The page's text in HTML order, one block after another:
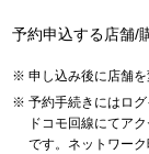
予約申込する店舗/
申し込み後に店舗を
予約手続きにはログ
ドコモ回線にてア
です。ネットワー